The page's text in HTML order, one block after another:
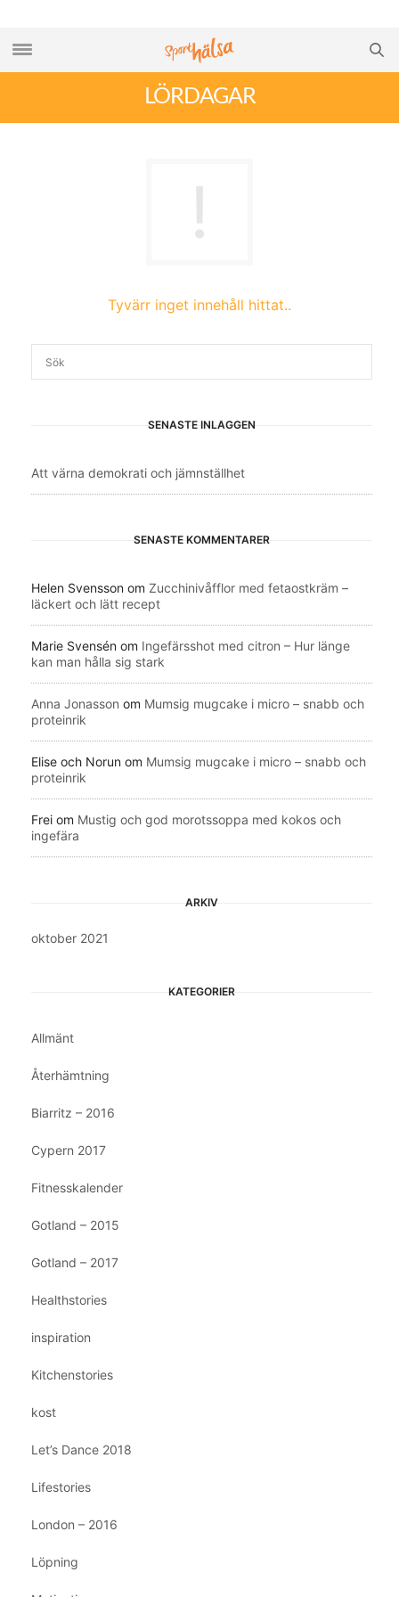
LÖRDAGAR
Tyvärr inget innehåll hittat..
SENASTE INLÄGGEN
Att värna demokrati och jämnställhet
SENASTE KOMMENTARER
Helen Svensson om Zucchinivåfflor med fetaostkräm –
läckert och lätt recept
Marie Svensén om Ingefärsshot med citron – Hur länge
kan man hålla sig stark
Anna Jonasson om Mumsig mugcake i micro – snabb och
proteinrik
Elise och Norun om Mumsig mugcake i micro – snabb och
proteinrik
Frei om Mustig och god morotssoppa med kokos och
ingefära
ARKIV
oktober 2021
KATEGORIER
Allmänt
Återhämtning
Biarritz – 2016
Cypern 2017
Fitnesskalender
Gotland – 2015
Gotland – 2017
Healthstories
inspiration
Kitchenstories
kost
Let’s Dance 2018
Lifestories
London – 2016
Löpning